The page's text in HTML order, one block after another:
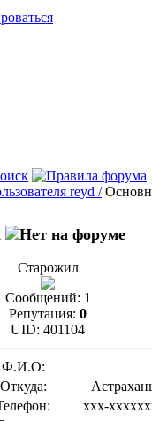
reyd /
Старожил
Сообщений: 1
Репутация: 0
UID: 401104
Ф.И.О:
Откуда:
xxx-